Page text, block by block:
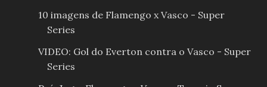
10 imagens de Flamengo x Vasco - Super
Series
VIDEO: Gol do Everton contra o Vasco - Super
Series